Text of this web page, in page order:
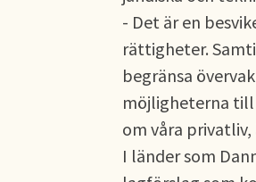
- Det är en
rättigheter.
begränsa
möjligheterna till
om våra
I länder som